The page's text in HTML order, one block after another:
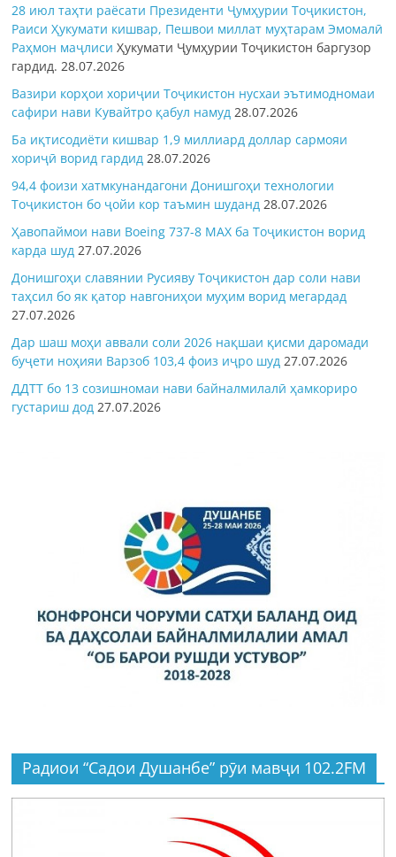
28 июл таҳти раёсати Президенти Ҷумҳурии Тоҷикистон,
Раиси Ҳукумати кишвар, Пешвои миллат муҳтарам Эмомалӣ
Раҳмон маҷлисиҲукумати Ҷумҳурии Тоҷикистон баргузор
гардид. 28.07.2026
Вазири корҳои хориҷии Тоҷикистон нусхаи эътимодномаи
сафири нави Кувайтро қабул намуд 28.07.2026
Ба иқтисодиёти кишвар 1,9 миллиард доллар сармояи
хориҷӣ ворид гардид 28.07.2026
94,4 фоизи хатмкунандагони Донишгоҳи технологии
Тоҷикистон бо ҷойи кор таъмин шуданд 28.07.2026
Ҳавопаймои нави Boeing 737-8 MAX ба Тоҷикистон ворид
карда шуд 27.07.2026
Донишгоҳи славянии Русияву Тоҷикистон дар соли нави
таҳсил бо як қатор навгониҳои муҳим ворид мегардад
27.07.2026
Дар шаш моҳи аввали соли 2026 нақшаи қисми даромади
буҷети ноҳияи Варзоб 103,4 фоиз иҷро шуд 27.07.2026
ДДТТ бо 13 созишномаи нави байналмилалӣ ҳамкориро
густариш дод 27.07.2026
Радиои “Садои Душанбе” рӯи мавҷи 102.2FM